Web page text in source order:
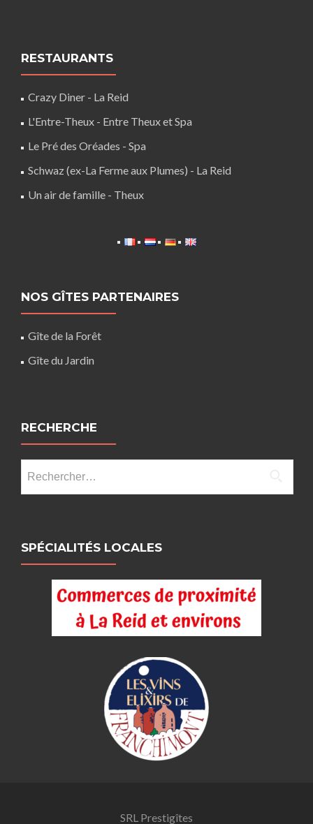
RESTAURANTS
Crazy Diner - La Reid
L'Entre-Theux - Entre Theux et Spa
Le Pré des Oréades - Spa
Schwaz (ex-La Ferme aux Plumes) - La Reid
Un air de famille - Theux
NOS GÎTES PARTENAIRES
Gîte de la Forêt
Gîte du Jardin
RECHERCHE
SPÉCIALITÉS LOCALES
SRL Prestigîtes